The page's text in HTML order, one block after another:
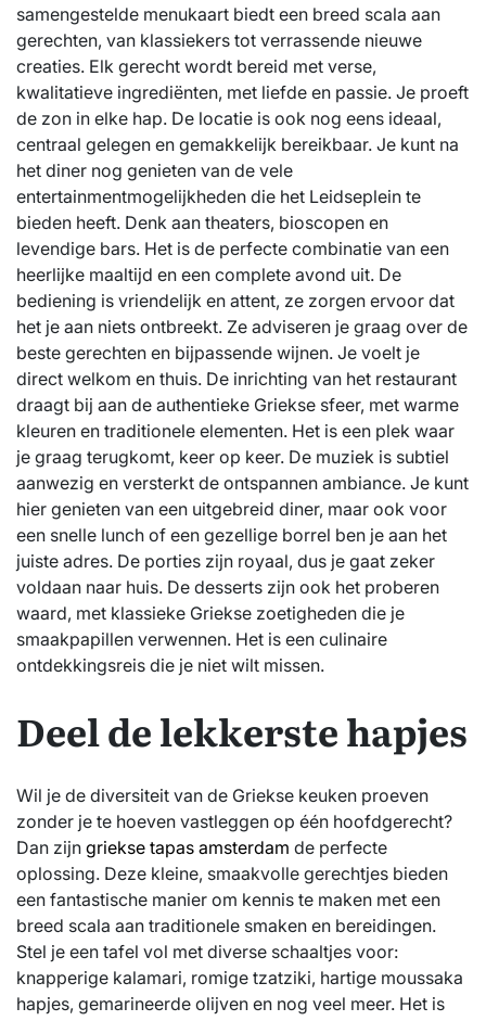
samengestelde menukaart biedt een breed scala aan
gerechten, van klassiekers tot verrassende nieuwe
creaties. Elk gerecht wordt bereid met verse,
kwalitatieve ingrediënten, met liefde en passie. Je proeft
de zon in elke hap. De locatie is ook nog eens ideaal,
centraal gelegen en gemakkelijk bereikbaar. Je kunt na
het diner nog genieten van de vele
entertainmentmogelijkheden die het Leidseplein te
bieden heeft. Denk aan theaters, bioscopen en
levendige bars. Het is de perfecte combinatie van een
heerlijke maaltijd en een complete avond uit. De
bediening is vriendelijk en attent, ze zorgen ervoor dat
het je aan niets ontbreekt. Ze adviseren je graag over de
beste gerechten en bijpassende wijnen. Je voelt je
direct welkom en thuis. De inrichting van het restaurant
draagt bij aan de authentieke Griekse sfeer, met warme
kleuren en traditionele elementen. Het is een plek waar
je graag terugkomt, keer op keer. De muziek is subtiel
aanwezig en versterkt de ontspannen ambiance. Je kunt
hier genieten van een uitgebreid diner, maar ook voor
een snelle lunch of een gezellige borrel ben je aan het
juiste adres. De porties zijn royaal, dus je gaat zeker
voldaan naar huis. De desserts zijn ook het proberen
waard, met klassieke Griekse zoetigheden die je
smaakpapillen verwennen. Het is een culinaire
ontdekkingsreis die je niet wilt missen.
Deel de lekkerste hapjes
Wil je de diversiteit van de Griekse keuken proeven
zonder je te hoeven vastleggen op één hoofdgerecht?
Dan zijn griekse tapas amsterdam de perfecte
oplossing. Deze kleine, smaakvolle gerechtjes bieden
een fantastische manier om kennis te maken met een
breed scala aan traditionele smaken en bereidingen.
Stel je een tafel vol met diverse schaaltjes voor:
knapperige kalamari, romige tzatziki, hartige moussaka
hapjes, gemarineerde olijven en nog veel meer. Het is